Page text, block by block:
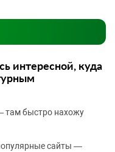
интересной, куда
там быстро нахожу
сайты —